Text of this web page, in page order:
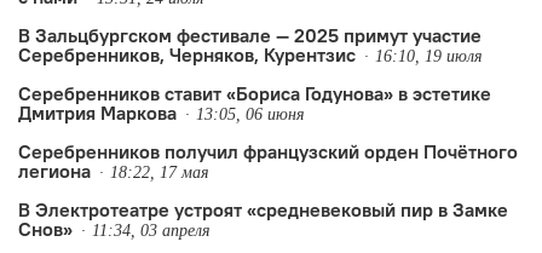
В Зальцбургском фестивале — 2025 примут участие
Серебренников, Черняков, Курентзис
16:10, 19 июля
Серебренников ставит «Бориса Годунова» в эстетике
Дмитрия Маркова
13:05, 06 июня
Серебренников получил французский орден Почётного
легиона
18:22, 17 мая
В Электротеатре устроят «средневековый пир в Замке
Снов»
11:34, 03 апреля